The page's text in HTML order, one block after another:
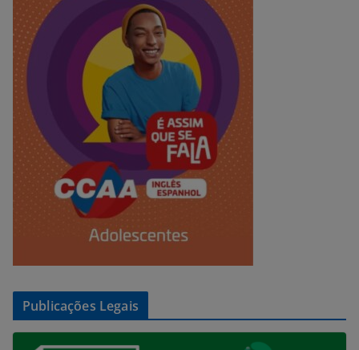
Publicações Legais